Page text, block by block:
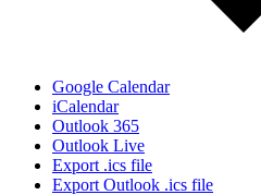
Google Calendar
iCalendar
Outlook 365
Outlook Live
Export .ics file
Export Outlook .ics file